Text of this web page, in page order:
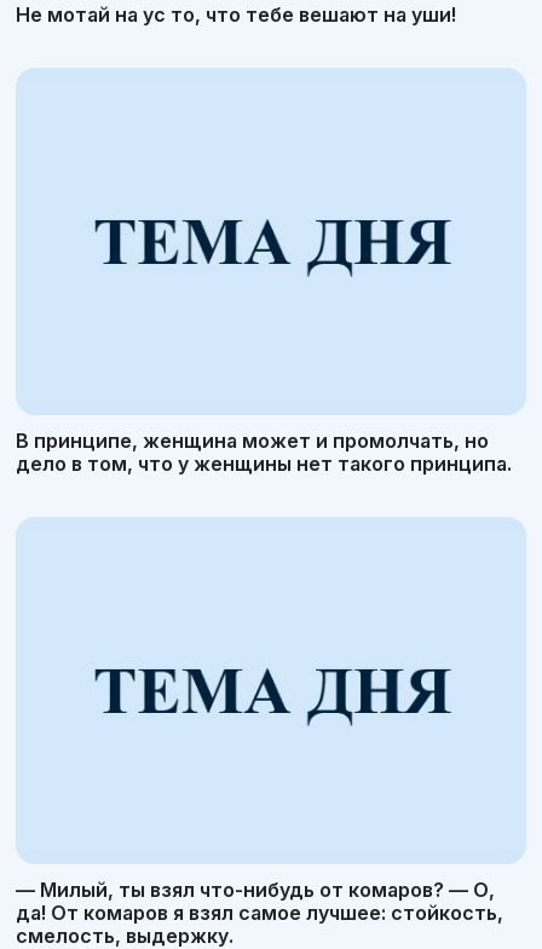
Не мотай на ус то, что тебе вешают на уши!
В принципе, женщина может и промолчать, но
дело в том, что у женщины нет такого принципа.
— Милый, ты взял что-нибудь от комаров? — О,
да! От комаров я взял самое лучшее: стойкость,
смелость, выдержку.